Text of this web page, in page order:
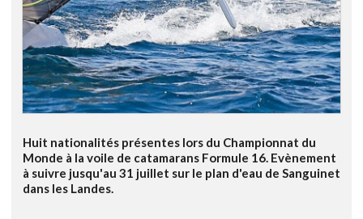
Huit nationalités présentes lors du Championnat du
Monde à la voile de catamarans Formule 16. Evènement
à suivre jusqu'au 31 juillet sur le plan d'eau de Sanguinet
dans les Landes.